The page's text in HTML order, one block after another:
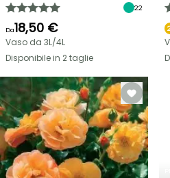
22
Da18,50 €
Vaso da 3L/4L
Disponibile in 2 taglie